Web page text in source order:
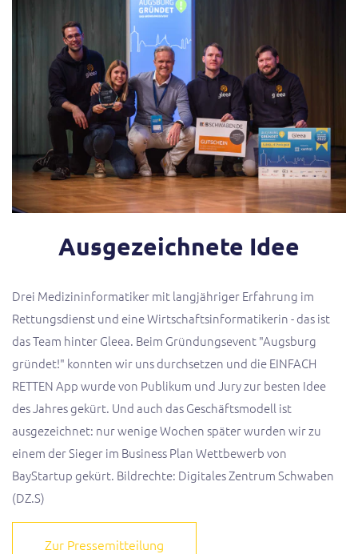
Ausgezeichnete Idee
Drei Medizininformatiker mit langjähriger Erfahrung im
Rettungsdienst und eine Wirtschaftsinformatikerin - das ist
das Team hinter Gleea. Beim Gründungsevent "Augsburg
gründet!" konnten wir uns durchsetzen und die EINFACH
RETTEN App wurde von Publikum und Jury zur besten Idee
des Jahres gekürt. Und auch das Geschäftsmodell ist
ausgezeichnet: nur wenige Wochen später wurden wir zu
einem der Sieger im Business Plan Wettbewerb von
BayStartup gekürt. Bildrechte: Digitales Zentrum Schwaben
(DZ.S)
Zur Pressemitteilung